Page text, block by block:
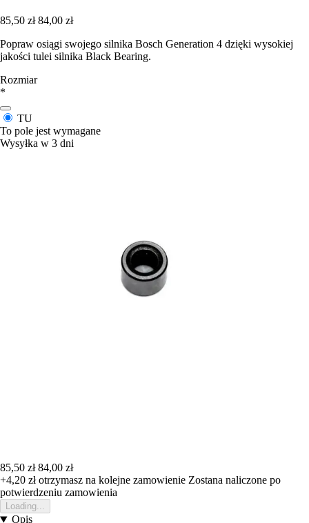
85,50 zł 84,00 zł
Popraw osiągi swojego silnika Bosch Generation 4 dzięki wysokiej
jakości tulei silnika Black Bearing.
Rozmiar
*
TU
To pole jest wymagane
Wysyłka w 3 dni
85,50 zł 84,00 zł
+4,20 złotrzymasz na kolejne zamowienie Zostana naliczone po
potwierdzeniu zamowienia
Loading...
Opis